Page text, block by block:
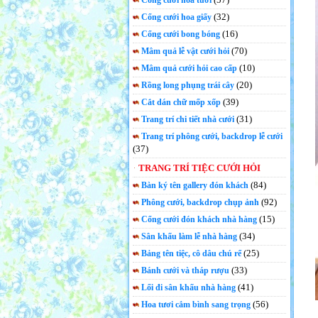
Cổng cưới hoa giấy (32)
Cổng cưới bong bóng (16)
Mâm quả lễ vật cưới hỏi (70)
Mâm quả cưới hỏi cao cấp (10)
Rồng long phụng trái cây (20)
Cắt dán chữ mốp xốp (39)
Trang trí chi tiết nhà cưới (31)
Trang trí phông cưới, backdrop lễ cưới
(37)
TRANG TRÍ TIỆC CƯỚI HỎI
Bàn ký tên gallery đón khách (84)
Phông cưới, backdrop chụp ảnh (92)
Cổng cưới đón khách nhà hàng (15)
Sân khấu làm lễ nhà hàng (34)
Bảng tên tiệc, cô dâu chú rể(25)
Bánh cưới và tháp rượu (33)
Lối đi sân khấu nhà hàng (41)
Hoa tươi cắm bình sang trọng (56)